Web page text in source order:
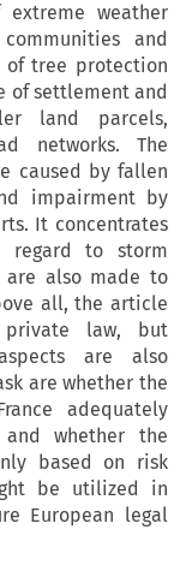
weather
and
tree protection
of settlement and
land parcels,
networks. The
caused by fallen
impairment by
It concentrates
regard to storm
are also made to
all, the article
law, but
are also
are whether the
adequately
and whether the
based on risk
be utilized in
European legal